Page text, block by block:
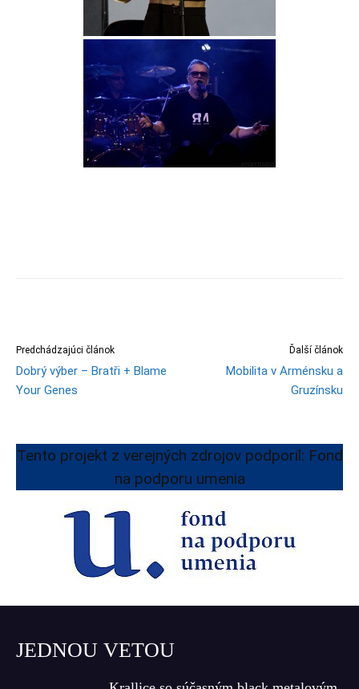
Predchádzajúci článok
Dobrý výber – Bratři + Blame
Your Genes
Ďalší článok
Mobilita v Arménsku a
Gruzínsku
Tento projekt z verejných zdrojov podporil: Fond
na podporu umenia
JEDNOU VETOU